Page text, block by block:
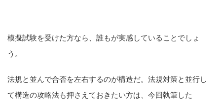
模擬試験を受けた方なら、誰もが実感していることでしょ
う。
法規と並んで合否を左右するのが構造だ。法規対策と並行し
て構造の攻略法も押さえておきたい方は、今回執筆した